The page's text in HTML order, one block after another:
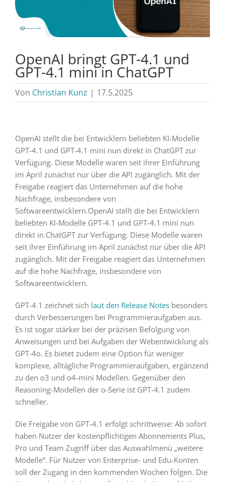
OpenAI bringt GPT-4.1 und
GPT-4.1 mini in ChatGPT
Von Christian Kunz | 17.5.2025
OpenAI stellt die bei Entwicklern beliebten KI-Modelle
GPT-4.1 und GPT-4.1 mini nun direkt in ChatGPT zur
Verfügung. Diese Modelle waren seit ihrer Einführung
im April zunächst nur über die API zugänglich. Mit der
Freigabe reagiert das Unternehmen auf die hohe
Nachfrage, insbesondere von
Softwareentwicklern.OpenAI stellt die bei Entwicklern
beliebten KI-Modelle GPT-4.1 und GPT-4.1 mini nun
direkt in ChatGPT zur Verfügung. Diese Modelle waren
seit ihrer Einführung im April zunächst nur über die API
zugänglich. Mit der Freigabe reagiert das Unternehmen
auf die hohe Nachfrage, insbesondere von
Softwareentwicklern.
GPT-4.1 zeichnet sich laut den Release Notesbesonders
durch Verbesserungen bei Programmieraufgaben aus.
Es ist sogar stärker bei der präzisen Befolgung von
Anweisungen und bei Aufgaben der Webentwicklung als
GPT-4o. Es bietet zudem eine Option für weniger
komplexe, alltägliche Programmieraufgaben, ergänzend
zu den o3 und o4-mini Modellen. Gegenüber den
Reasoning-Modellen der o-Serie ist GPT-4.1 zudem
schneller.
Die Freigabe von GPT-4.1 erfolgt schrittweise: Ab sofort
haben Nutzer der kostenpflichtigen Abonnements Plus,
Pro und Team Zugriff über das Auswahlmenü „weitere
Modelle“. Für Nutzer von Enterprise- und Edu-Konten
soll der Zugang in den kommenden Wochen folgen. Die